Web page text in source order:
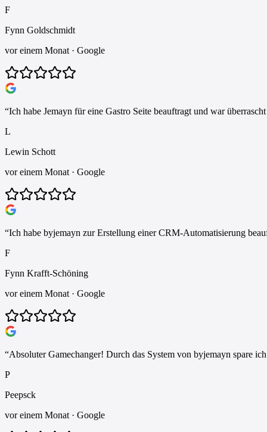
F
Fynn Goldschmidt
vor einem Monat · Google
“Ich habe Jemayn für eine Gastro Seite beauftragt und war
L
Lewin Schott
vor einem Monat · Google
“Ich habe byjemayn zur Erstellung einer CRM-Automatisierung
F
Fynn Krafft-Schöning
vor einem Monat · Google
“Absoluter Gamechanger! Durch das System von byjemayn spare
P
Peepsck
vor einem Monat · Google